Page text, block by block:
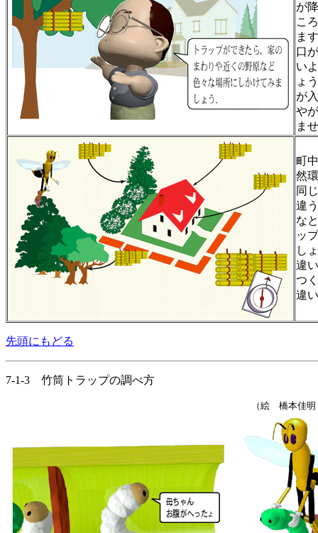
が
こ
ま
口
い
ょ
が
や
ま
町
然
同
違
な
ッ
し
違
つ
違
先頭にもどる
7-1-3 竹筒トラップの調べ方
（絵 橋本佳